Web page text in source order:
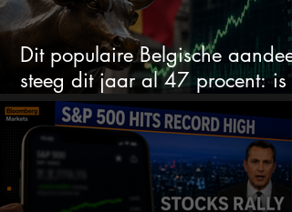
Dit populaire Belgische aandeel
steeg dit jaar al 47 procent: is
ruimte voor meer?